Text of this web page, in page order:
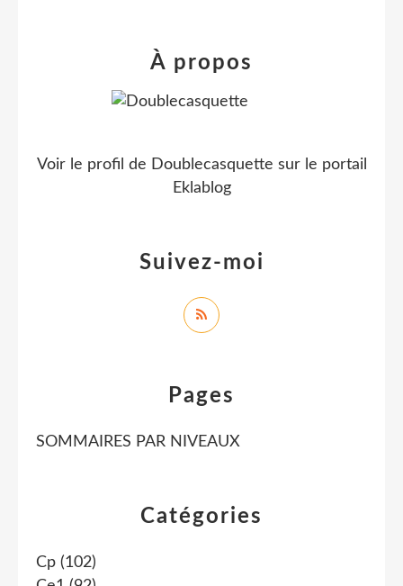
Catégories
Cp (102)
Pages
SOMMAIRES PAR NIVEAUX
Suivez-moi
À propos
Voir le profil de Doublecasquette sur le portail
Eklablog